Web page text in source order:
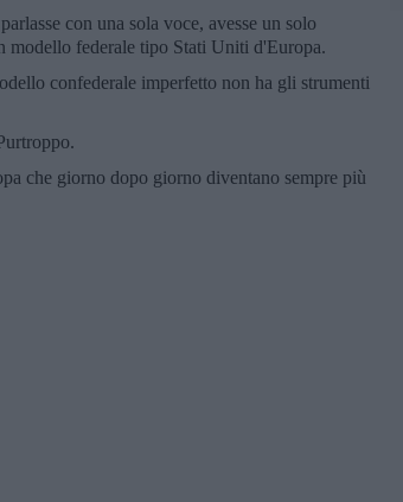
con una sola voce, avesse un solo
modello federale tipo Stati Uniti d'Europa.
confederale imperfetto non ha gli strumenti
che giorno dopo giorno diventano sempre più